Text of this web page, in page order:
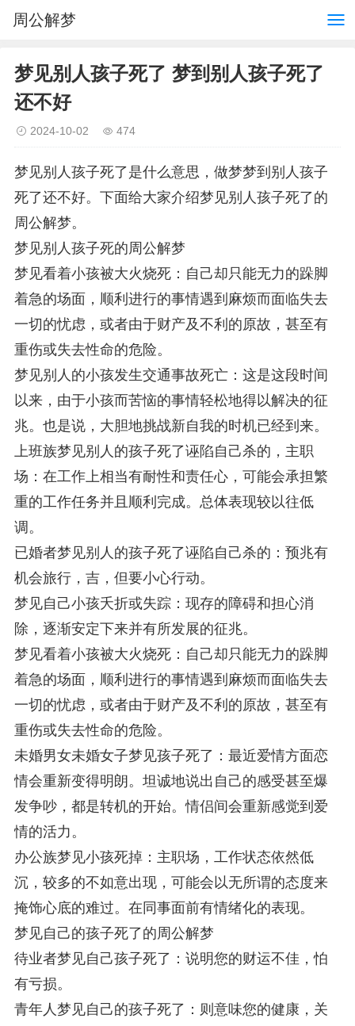
周公解梦
梦见别人孩子死了 梦到别人孩子死了
还不好
2024-10-02 474
梦见别人孩子死了是什么意思，做梦梦到别人孩子
死了还不好。下面给大家介绍梦见别人孩子死了的
周公解梦。
梦见别人孩子死的周公解梦
梦见看着小孩被大火烧死：自己却只能无力的跺脚
着急的场面，顺利进行的事情遇到麻烦而面临失去
一切的忧虑，或者由于财产及不利的原故，甚至有
重伤或失去性命的危险。
梦见别人的小孩发生交通事故死亡：这是这段时间
以来，由于小孩而苦恼的事情轻松地得以解决的征
兆。也是说，大胆地挑战新自我的时机已经到来。
上班族梦见别人的孩子死了诬陷自己杀的，主职
场：在工作上相当有耐性和责任心，可能会承担繁
重的工作任务并且顺利完成。总体表现较以往低
调。
已婚者梦见别人的孩子死了诬陷自己杀的：预兆有
机会旅行，吉，但要小心行动。
梦见自己小孩夭折或失踪：现存的障碍和担心消
除，逐渐安定下来并有所发展的征兆。
梦见看着小孩被大火烧死：自己却只能无力的跺脚
着急的场面，顺利进行的事情遇到麻烦而面临失去
一切的忧虑，或者由于财产及不利的原故，甚至有
重伤或失去性命的危险。
未婚男女未婚女子梦见孩子死了：最近爱情方面恋
情会重新变得明朗。坦诚地说出自己的感受甚至爆
发争吵，都是转机的开始。情侣间会重新感觉到爱
情的活力。
办公族梦见小孩死掉：主职场，工作状态依然低
沉，较多的不如意出现，可能会以无所谓的态度来
掩饰心底的难过。在同事面前有情绪化的表现。
梦见自己的孩子死了的周公解梦
待业者梦见自己孩子死了：说明您的财运不佳，怕
有亏损。
青年人梦见自己的孩子死了：则意味您的健康，关